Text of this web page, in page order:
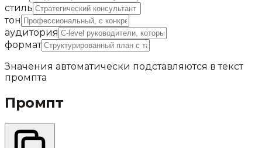
стиль
тон
аудитория
формат
Значения автоматически подставляются в текст
промпта
Промпт